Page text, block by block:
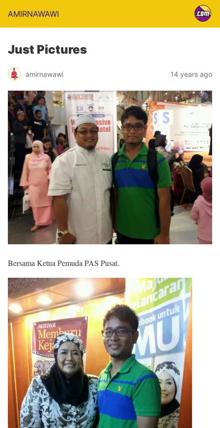
AMIRNAWAWI
Just Pictures
amirnawawi 14 years ago
Bersama Ketua Pemuda PAS Pusat.